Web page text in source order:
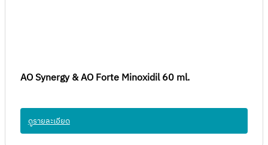
AO Synergy & AO Forte Minoxidil 60 ml.
ดูรายละเอียด